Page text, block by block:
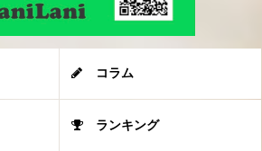
コラム
ランキング